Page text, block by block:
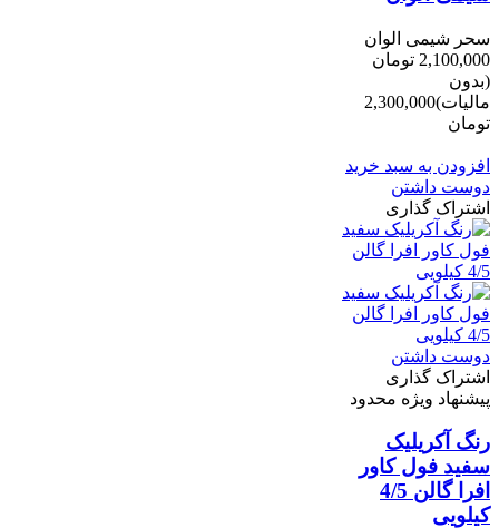
سحر شیمی الوان
2,100,000 تومان
(بدون
مالیات)2,300,000
تومان
افزودن به سبد خرید
دوست داشتن
اشتراک گذاری
دوست داشتن
اشتراک گذاری
پیشنهاد ویژه محدود
رنگ آکریلیک
سفید فول کاور
افرا گالن 4/5
کیلویی